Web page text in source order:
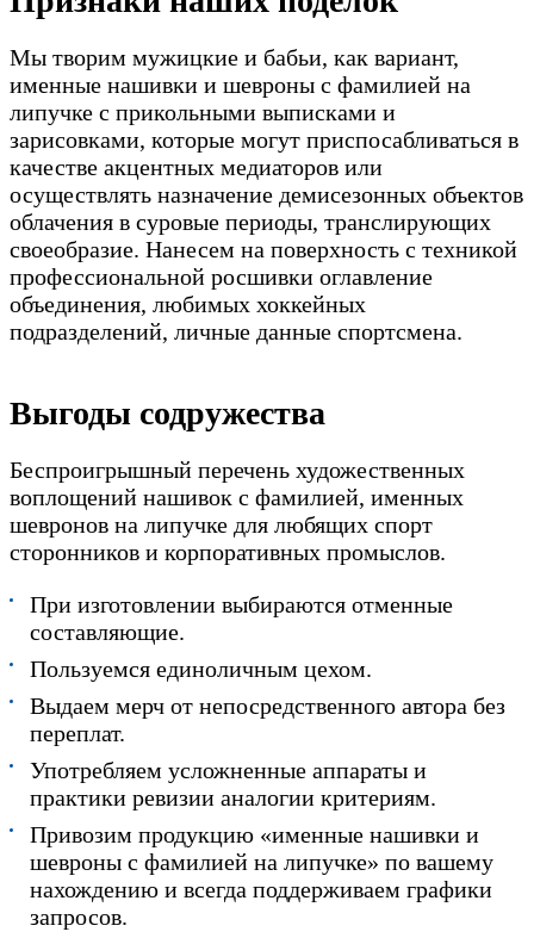
Мы творим мужицкие и бабьи, как вариант,
именные нашивки и шевроны с фамилией на
липучке с прикольными выписками и
зарисовками, которые могут приспосабливаться в
качестве акцентных медиаторов или
осуществлять назначение демисезонных объектов
облачения в суровые периоды, транслирующих
своеобразие. Нанесем на поверхность с техникой
профессиональной росшивки оглавление
объединения, любимых хоккейных
подразделений, личные данные спортсмена.
Выгоды содружества
Беспроигрышный перечень художественных
воплощений нашивок с фамилией, именных
шевронов на липучке для любящих спорт
сторонников и корпоративных промыслов.
При изготовлении выбираются отменные
составляющие.
Пользуемся единоличным цехом.
Выдаем мерч от непосредственного автора без
переплат.
Употребляем усложненные аппараты и
практики ревизии аналогии критериям.
Привозим продукцию «именные нашивки и
шевроны с фамилией на липучке» по вашему
нахождению и всегда поддерживаем графики
запросов.